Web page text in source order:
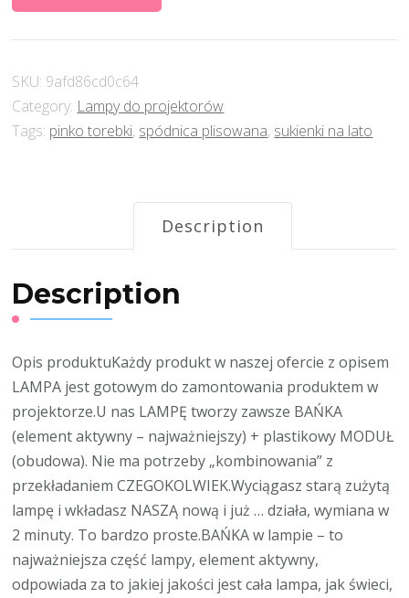
SKU: 9afd86cd0c64
Category: Lampy do projektorów
Tags: pinko torebki, spódnica plisowana, sukienki na lato
Description
Description
Opis produktuKażdy produkt w naszej ofercie z opisem
LAMPA jest gotowym do zamontowania produktem w
projektorze.U nas LAMPĘ tworzy zawsze BAŃKA
(element aktywny – najważniejszy) + plastikowy MODUŁ
(obudowa). Nie ma potrzeby „kombinowania” z
przekładaniem CZEGOKOLWIEK.Wyciągasz starą zużytą
lampę i wkładasz NASZĄ nową i już … działa, wymiana w
2 minuty. To bardzo proste.BAŃKA w lampie – to
najważniejsza część lampy, element aktywny,
odpowiada za to jakiej jakości jest cała lampa, jak świeci,